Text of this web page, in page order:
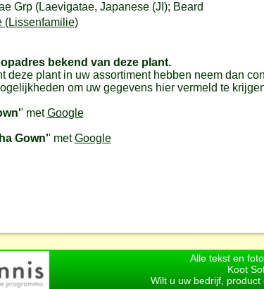
Grp (Laevigatae, Japanese (JI); Beard
(Lissenfamilie)
bekend van deze plant.
deze plant in uw assortiment hebben neem dan
om uw gegevens hier vermeld te
' metGoogle
Gown'' metGoogle
Alle tekst en
Koot
Wilt u uw bedrijf,